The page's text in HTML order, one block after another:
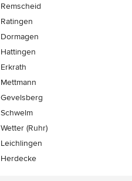
Remscheid
Ratingen
Dormagen
Hattingen
Erkrath
Mettmann
Gevelsberg
Schwelm
Wetter (Ruhr)
Leichlingen
Herdecke